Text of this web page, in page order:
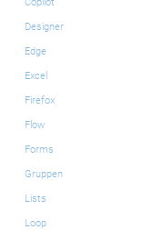
Designer
Edge
Excel
Firefox
Flow
Forms
Gruppen
Lists
Loop